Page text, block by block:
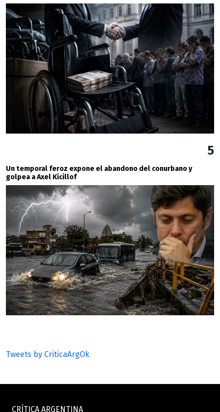
5
Un temporal feroz expone el abandono del conurbano y
golpea a Axel Kicillof
Tweets by CriticaArgOk
CRÍTICA ARGENTINA